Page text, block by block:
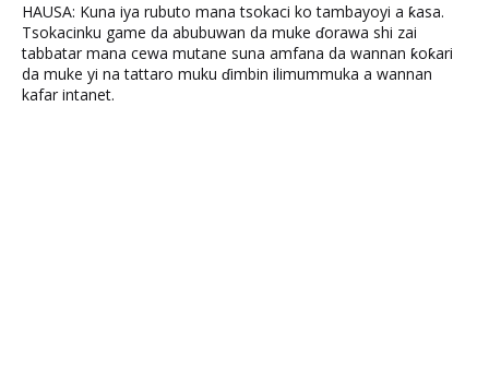
HAUSA: Kuna iya rubuto mana tsokaci ko tambayoyi a ƙasa.
Tsokacinku game da abubuwan da muke ɗorawa shi zai
tabbatar mana cewa mutane suna amfana da wannan ƙoƙari
da muke yi na tattaro muku ɗimbin ilimummuka a wannan
kafar intanet.